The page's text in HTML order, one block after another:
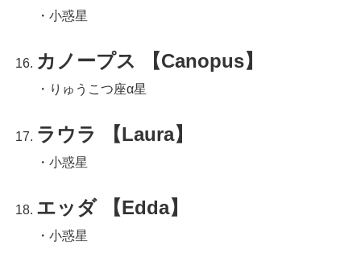
・小惑星
カノープス 【Canopus】
・りゅうこつ座α星
ラウラ 【Laura】
・小惑星
エッダ 【Edda】
・小惑星